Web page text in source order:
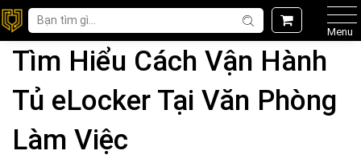
Menu
Tìm Hiểu Cách Vận Hành
Tủ eLocker Tại Văn Phòng
Làm Việc